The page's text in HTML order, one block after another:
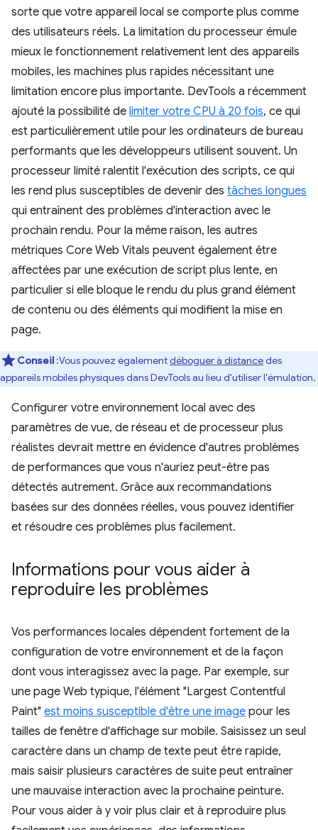
sorte que votre appareil local se comporte plus comme
des utilisateurs réels. La limitation du processeur émule
mieux le fonctionnement relativement lent des appareils
mobiles, les machines plus rapides nécessitant une
limitation encore plus importante. DevTools a récemment
ajouté la possibilité de limiter votre CPU à 20 fois, ce qui
est particulièrement utile pour les ordinateurs de bureau
performants que les développeurs utilisent souvent. Un
processeur limité ralentit l'exécution des scripts, ce qui
les rend plus susceptibles de devenir des tâches longues
qui entraînent des problèmes d'interaction avec le
prochain rendu. Pour la même raison, les autres
métriques Core Web Vitals peuvent également être
affectées par une exécution de script plus lente, en
particulier si elle bloque le rendu du plus grand élément
de contenu ou des éléments qui modifient la mise en
page.
Conseil :Vous pouvez égalementdéboguer à distancedes
appareils mobiles physiques dans DevTools au lieu d'utiliser l'émulation.
Configurer votre environnement local avec des
paramètres de vue, de réseau et de processeur plus
réalistes devrait mettre en évidence d'autres problèmes
de performances que vous n'auriez peut-être pas
détectés autrement. Grâce aux recommandations
basées sur des données réelles, vous pouvez identifier
et résoudre ces problèmes plus facilement.
Informations pour vous aider à
reproduire les problèmes
Vos performances locales dépendent fortement de la
configuration de votre environnement et de la façon
dont vous interagissez avec la page. Par exemple, sur
une page Web typique, l'élément "Largest Contentful
Paint" est moins susceptible d'être une image pour les
tailles de fenêtre d'affichage sur mobile. Saisissez un seul
caractère dans un champ de texte peut être rapide,
mais saisir plusieurs caractères de suite peut entraîner
une mauvaise interaction avec la prochaine peinture.
Pour vous aider à y voir plus clair et à reproduire plus